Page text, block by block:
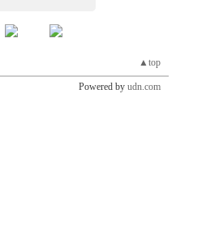
▲top
Powered by udn.com